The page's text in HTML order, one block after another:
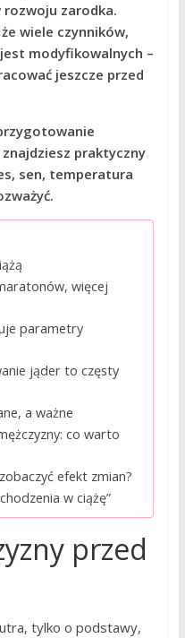
zarodka.
wiele czynników,
modyfikowalnych –
jeszcze przed
znajdziesz praktyczny
sen, temperatura
więcej
parametry
jąder to częsty
a ważne
co warto
efekt zmian?
w ciążę”
przed
tylko o podstawy,